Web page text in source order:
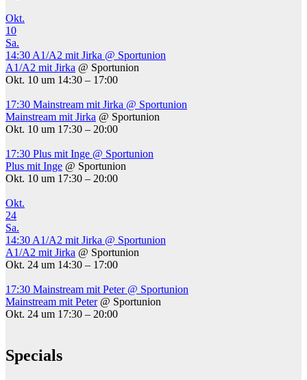
Okt.
10
Sa.
14:30 A1/A2 mit Jirka @ Sportunion
A1/A2 mit Jirka @ Sportunion
Okt. 10 um 14:30 – 17:00
17:30 Mainstream mit Jirka @ Sportunion
Mainstream mit Jirka @ Sportunion
Okt. 10 um 17:30 – 20:00
17:30 Plus mit Inge @ Sportunion
Plus mit Inge @ Sportunion
Okt. 10 um 17:30 – 20:00
Okt.
24
Sa.
14:30 A1/A2 mit Jirka @ Sportunion
A1/A2 mit Jirka @ Sportunion
Okt. 24 um 14:30 – 17:00
17:30 Mainstream mit Peter @ Sportunion
Mainstream mit Peter @ Sportunion
Okt. 24 um 17:30 – 20:00
Specials